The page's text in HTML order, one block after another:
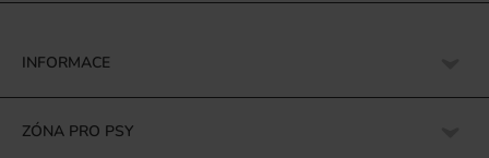
INFORMACE
ZÓNA PRO PSY